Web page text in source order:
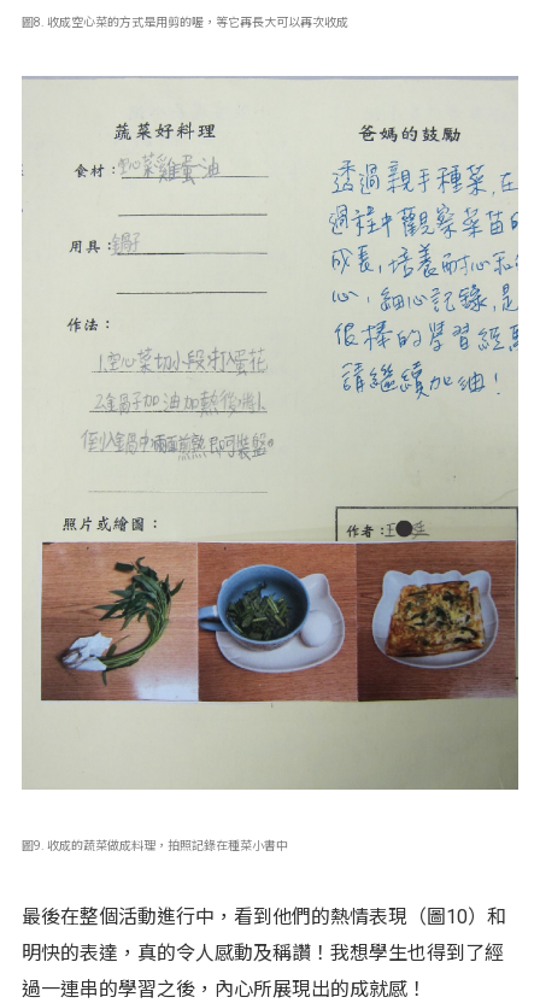
圖8. 收成空心菜的方式是用剪的喔，等它再長大可以再次收成
圖9. 收成的蔬菜做成料理，拍照記錄在種菜小書中
最後在整個活動進行中，看到他們的熱情表現（圖10）和
明快的表達，真的令人感動及稱讚！我想學生也得到了經
過一連串的學習之後，內心所展現出的成就感！